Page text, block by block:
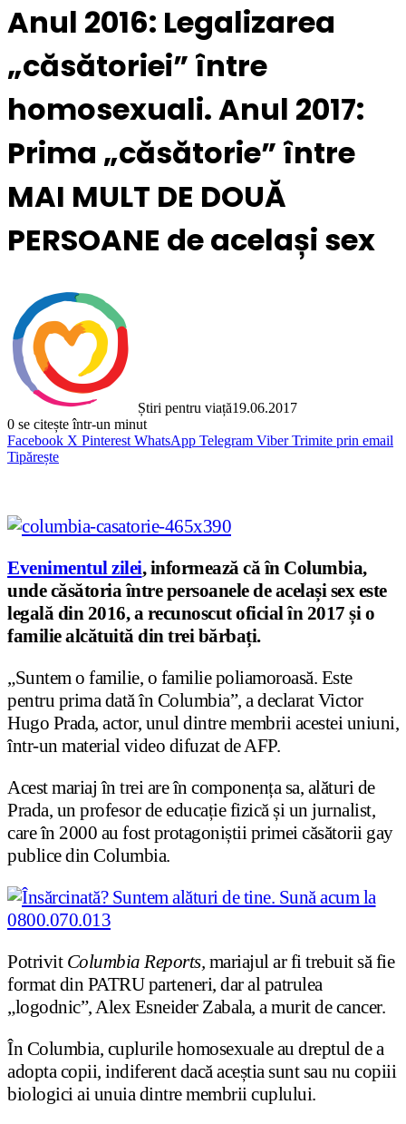
Anul 2016: Legalizarea
„căsătoriei” între
homosexuali. Anul 2017:
Prima „căsătorie” între
MAI MULT DE DOUĂ
PERSOANE de același sex
Știri pentru viață19.06.2017
0 se citește într-un minut
Facebook X Pinterest WhatsApp Telegram Viber Trimite prin email
Tipărește
Evenimentul zilei, informează că în Columbia,
unde căsătoria între persoanele de același sex este
legală din 2016, a recunoscut oficial în 2017 și o
familie alcătuită din trei bărbați.
„Suntem o familie, o familie poliamoroasă. Este
pentru prima dată în Columbia”, a declarat Victor
Hugo Prada, actor, unul dintre membrii acestei uniuni,
într-un material video difuzat de AFP.
Acest mariaj în trei are în componența sa, alături de
Prada, un profesor de educație fizică și un jurnalist,
care în 2000 au fost protagoniștii primei căsătorii gay
publice din Columbia.
Potrivit Columbia Reports, mariajul ar fi trebuit să fie
format din PATRU parteneri, dar al patrulea
„logodnic”, Alex Esneider Zabala, a murit de cancer.
În Columbia, cuplurile homosexuale au dreptul de a
adopta copii, indiferent dacă aceștia sunt sau nu copiii
biologici ai unuia dintre membrii cuplului.